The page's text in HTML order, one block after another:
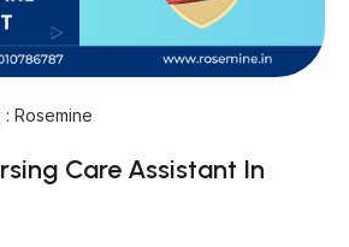
Rosemine
Care Assistant In